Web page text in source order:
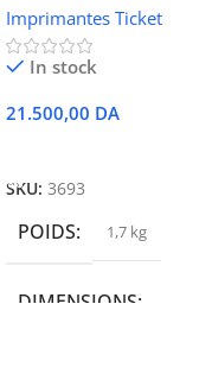
Ethernet
Imprimantes Ticket
In stock
21.500,00 DA
SKU: 3693
POIDS 1,7 kg
DIMENSIONS